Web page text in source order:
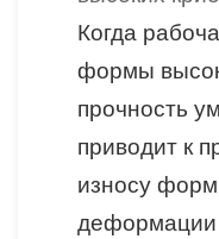
Когда
формы
прочность
приводит к
износу
деформации